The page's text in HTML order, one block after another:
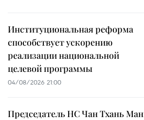
Институциональная реформа
способствует ускорению
реализации национальной
целевой программы
04/08/2026 21:00
Председатель НС Чан Тхань Ман